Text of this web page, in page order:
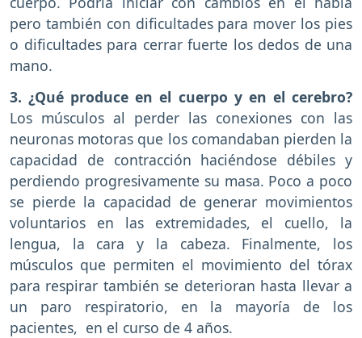
pero también con dificultades para mover los pies
o dificultades para cerrar fuerte los dedos de una
mano.
3. ¿Qué produce en el cuerpo y en el cerebro?
Los músculos al perder las conexiones con las
neuronas motoras que los comandaban pierden la
capacidad de contracción haciéndose débiles y
perdiendo progresivamente su masa. Poco a poco
se pierde la capacidad de generar movimientos
voluntarios en las extremidades, el cuello, la
lengua, la cara y la cabeza. Finalmente, los
músculos que permiten el movimiento del tórax
para respirar también se deterioran hasta llevar a
un paro respiratorio, en la mayoría de los
pacientes, en el curso de 4 años.